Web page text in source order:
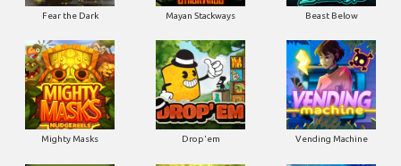
Fear the Dark Mayan Stackways Beast Below
Mighty Masks Drop'em Vending Machine